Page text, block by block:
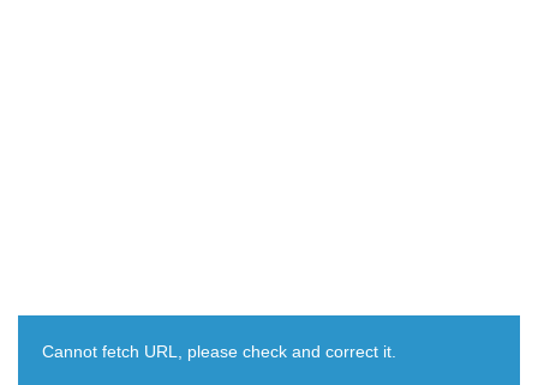
Cannot fetch URL, please check and correct it.